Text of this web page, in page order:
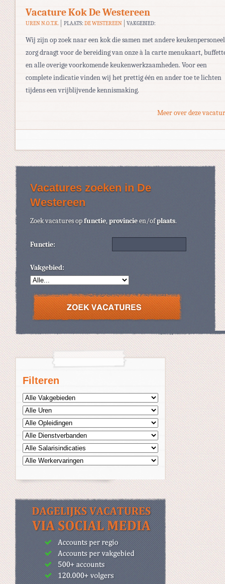
Filteren
Vacature Kok De Westereen
UREN N.O.T.K. PLAATS: DE WESTEREEN VAKGEBIED:
Wij zijn op zoek naar een kok die samen met andere keukenpersoneel
zorg draagt voor de bereiding van onze à la carte menukaart,
en alle overige voorkomende keukenwerkzaamheden. Voor een
complete indicatie vinden wij het prettig één en ander toe te lichten
tijdens een vrijblijvende kennismaking.
Meer over deze
Vacatures zoeken in De
Westereen
Zoek vacatures opfunctie,provincieen/ofplaats.
Functie:
Vakgebied: